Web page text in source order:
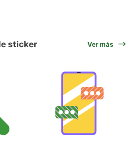
sticker Ver más